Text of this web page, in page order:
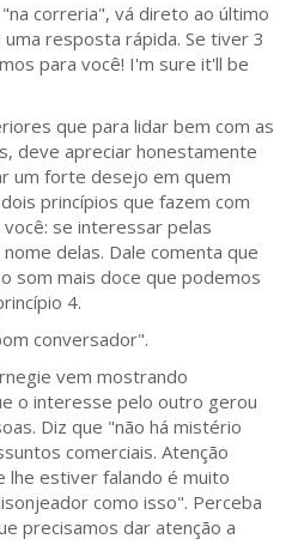
correria", vá direto ao último
resposta rápida. Se tiver 3
para você! I'm sure it'll be
que para lidar bem com as
deve apreciar honestamente
um forte desejo em quem
princípios que fazem com
se interessar pelas
delas. Dale comenta que
som mais doce que podemos
4.
conversador".
vem mostrando
o interesse pelo outro gerou
Diz que "não há mistério
comerciais. Atenção
lhe estiver falando é muito
como isso". Perceba
precisamos dar atenção a